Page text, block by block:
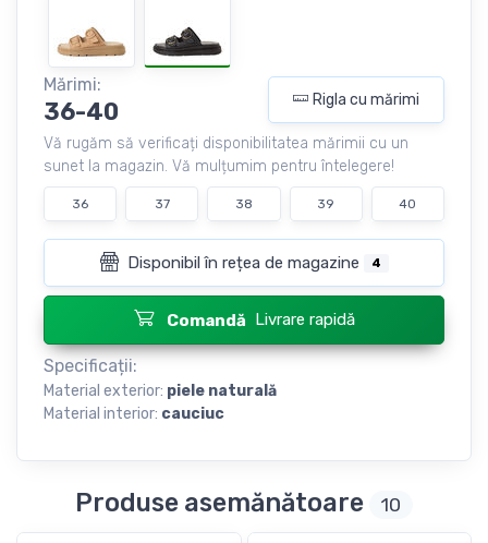
Mărimi:
36-40 Rigla cu mărimi
Vă rugăm să verificați disponibilitatea mărimii cu un
sunet la magazin. Vă mulțumim pentru întelegere!
36 37 38 39 40
Disponibil în rețea de magazine 4
Comandă Livrare rapidă
Specificații:
Material exterior: piele naturală
Material interior: cauciuc
Produse asemănătoare 10